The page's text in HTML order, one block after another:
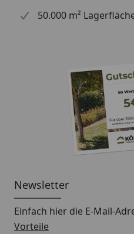
50.000 m²
Newsletter
Einfach hier die E-Mail-
Vorteile